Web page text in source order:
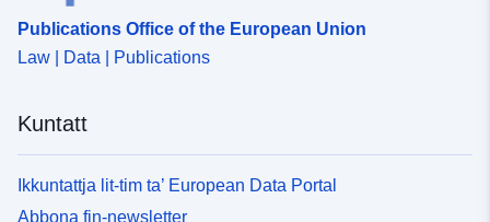
Publications Office of the European Union
Law | Data | Publications
Kuntatt
Ikkuntattja lit-tim ta’ European Data Portal
Abbona fin-newsletter